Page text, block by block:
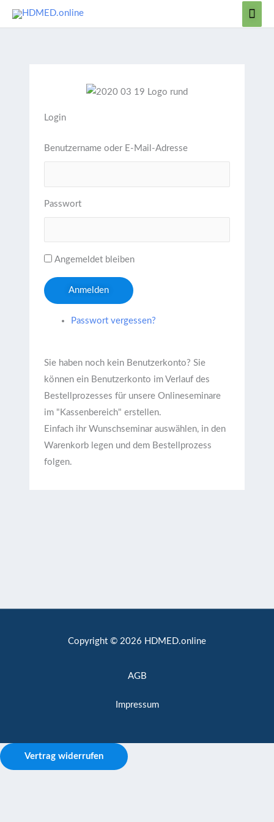
Zum
Login
Benutzername oder E-Mail-Adresse
Passwort
Angemeldet bleiben
Anmelden
Passwort vergessen?
Sie haben noch kein Benutzerkonto? Sie
können ein Benutzerkonto im Verlauf des
Bestellprozesses für unsere Onlineseminare
im "Kassenbereich" erstellen.
Einfach ihr Wunschseminar auswählen, in den
Warenkorb legen und dem Bestellprozess
folgen.
Copyright © 2026 HDMED.online
AGB
Impressum
Vertrag widerrufen